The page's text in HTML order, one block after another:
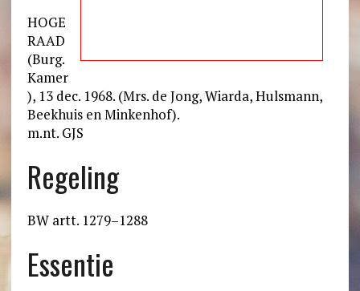
HOGE
RAAD
(Burg.
Kamer
), 13 dec. 1968. (Mrs. de Jong, Wiarda, Hulsmann,
Beekhuis en Minkenhof).
m.nt. GJS
Regeling
BW artt. 1279–1288
Essentie